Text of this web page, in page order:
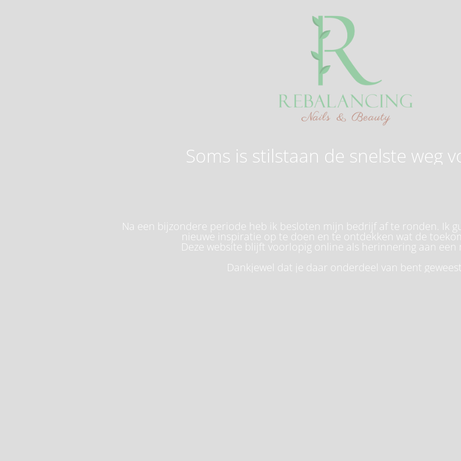
Soms is stilstaan de snelste weg
Na een bijzondere periode heb ik besloten mijn bedrijf af te ronden. Ik
nieuwe inspiratie op te doen en te ontdekken wat de
Deze website blijft voorlopig online als herinnering aan een
Dankjewel dat je daar onderdeel van bent